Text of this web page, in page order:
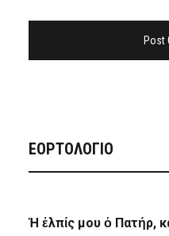
ΕΟΡΤΟΛΟΓΙΟ
Ἡ ἐλπίς μου ὁ Πατήρ,